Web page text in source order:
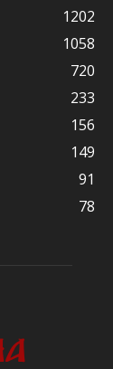
1202
1058
720
233
156
149
91
78